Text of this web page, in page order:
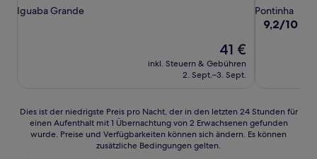
Sterne-
Iguaba Grande
Der
Preis
beträgt
41 €
inkl. Steuern & Gebühren
2. Sept.–3. Sept.
Sterne-
Unterkunft
Pontinha
9.2
9,2/10
Dies
der
Dies ist der niedrigste Preis pro Nacht, der in den letzten 24 Stunden für
einen Aufenthalt mit 1 Übernachtung von 2 Erwachsenen gefunden
wurde. Preise und Verfügbarkeiten können sich ändern. Es können
zusätzliche Bedingungen gelten.